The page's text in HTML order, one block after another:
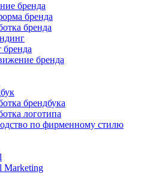
бренда
бренда
бренда
бренда
бренда
брендбука
логотипа
по фирменному стилю
Marketing